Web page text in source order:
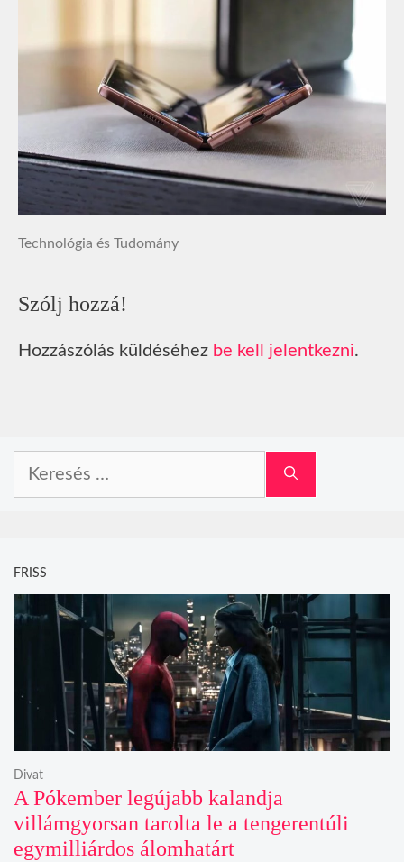
Technológia és Tudomány
Szólj hozzá!
Hozzászólás küldéséhez be kell jelentkezni.
FRISS
A Pókember legújabb kalandja
villámgyorsan tarolta le a tengerentúli
egymilliárdos álomhatárt
Divat